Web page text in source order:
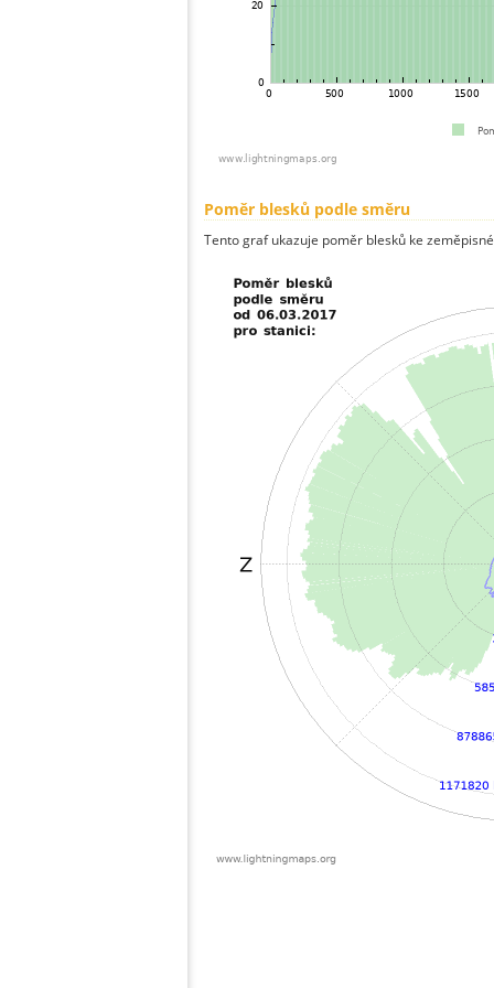
Poměr blesků podle směru
Tento graf ukazuje poměr blesků ke